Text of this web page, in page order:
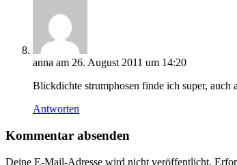
anna am 26. August 2011 um 14:20
Blickdichte strumphosen finde ich super,
Antworten
Kommentar absenden
Deine E-Mail-Adresse wird nicht veröffentlicht.